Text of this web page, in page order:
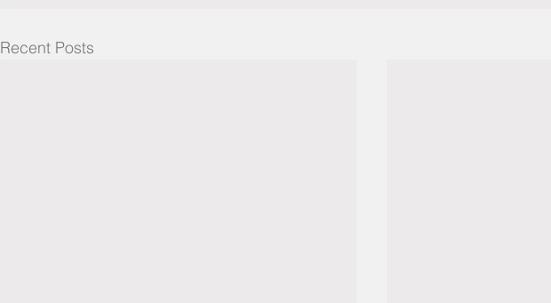
Recent Posts